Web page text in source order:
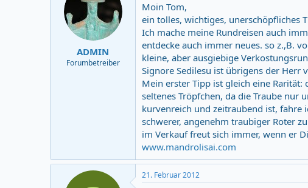
ADMIN
Forumbetreiber
Moin Tom,
ein tolles, wichtiges, unerschöpfliches
Ich mache meine Rundreisen auch
entdecke auch immer neues. so z.,B.
kleine, aber ausgiebige
Signore Sedilesu ist übrigens der Herr
Mein erster Tipp ist gleich eine
seltenes Tröpfchen, da die Traube nur
kurvenreich und zeitraubend ist, fahre
schwerer, angenehm traubiger Roter
im Verkauf freut sich immer, wenn er
www.mandrolisai.com
21. Februar 2012